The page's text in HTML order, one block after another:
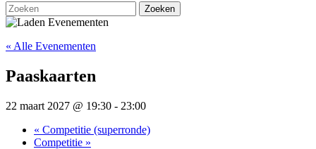
SLUIT
KNOP
Zoek
naar:
« Alle Evenementen
Paaskaarten
22 maart 2027 @ 19:30 - 23:00
« Competitie (superronde)
Competitie »